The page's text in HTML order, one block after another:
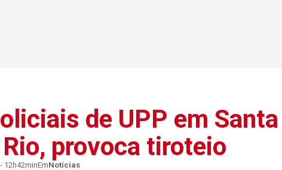
de UPP em Santa
provoca tiroteio
12h42minEmNotícias